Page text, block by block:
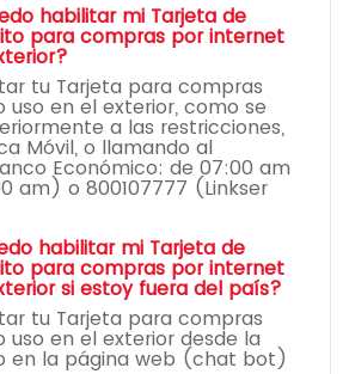
habilitar mi Tarjeta de
para compras por internet
tu Tarjeta para compras
uso en el exterior, como se
a las restricciones,
Móvil, o llamando al
Económico: de 07:00 am
am) o 800107777 (Linkser
habilitar mi Tarjeta de
para compras por internet
si estoy fuera del país?
tu Tarjeta para compras
uso en el exterior desde la
en la página web (chat bot)